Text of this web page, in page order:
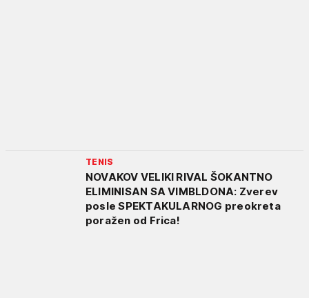
TENIS
NOVAKOV VELIKI RIVAL ŠOKANTNO
ELIMINISAN SA VIMBLDONA: Zverev
posle SPEKTAKULARNOG preokreta
poražen od Frica!